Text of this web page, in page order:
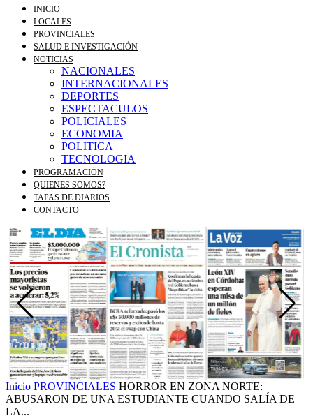
INICIO
LOCALES
PROVINCIALES
SALUD E INVESTIGACIÓN
NOTICIAS
NACIONALES
INTERNACIONALES
DEPORTES
ESPECTACULOS
POLICIALES
ECONOMIA
POLITICA
TECNOLOGIA
PROGRAMACIÓN
QUIENES SOMOS?
TAPAS DE DIARIOS
CONTACTO
Inicio PROVINCIALES HORROR EN ZONA NORTE:
ABUSARON DE UNA ESTUDIANTE CUANDO SALÍA DE
LA...